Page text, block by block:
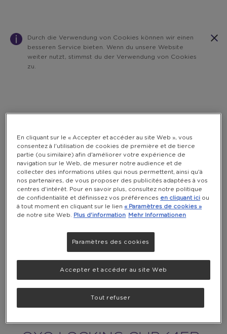
Durch die Verwendung von Cookies können wir einen
besseren Service bieten. Wenn du unsere Website
weiter nutzt, stimmst du der Verwendung von Cookies
zu.
En cliquant sur le « Accepter et accéder au site Web », vous
consentez à l'utilisation de cookies de première et de tierce
partie (ou similaire) afin d'améliorer votre expérience de
navigation sur le Web, de mesurer notre audience et de
collecter des informations utiles qui nous permettent, ainsi qu'à
nos partenaires, de vous proposer des publicités adaptées à vos
centres d'intérêt. Pour en savoir plus, consultez notre politique
de confidentialité et définissez vos préférences en cliquant ici ou
à tout moment en cliquant sur le lien« Paramètres de cookies »
de notre site Web. Plus d'information Mehr Informationen
Paramètres des cookies
Tout refuser
Accepter et accéder au site Web